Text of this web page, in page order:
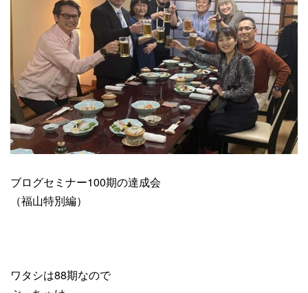
ブログセミナー100期の達成会
（福山特別編）
ワタシは88期なので